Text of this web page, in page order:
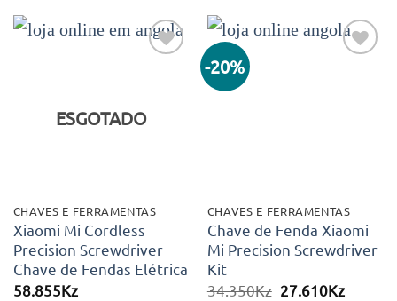
ESGOTADO
CHAVES E FERRAMENTAS
Xiaomi Mi Cordless
Precision Screwdriver
Chave de Fendas Elétrica
58.855Kz
-20%
CHAVES E FERRAMENTAS
Chave de Fenda Xiaomi
Mi Precision Screwdriver
Kit
34.350Kz O
27.610KzO